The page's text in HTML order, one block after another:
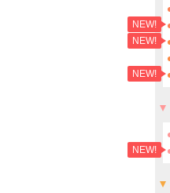
NEW!
NEW!
NEW!
NEW!